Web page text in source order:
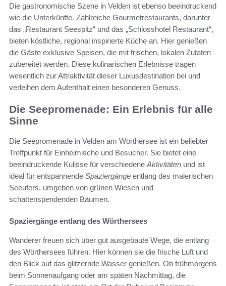
Die gastronomische Szene in Velden ist ebenso beeindruckend
wie die Unterkünfte. Zahlreiche Gourmetrestaurants, darunter
das „Restaurant Seespitz“ und das „Schlosshotel Restaurant“,
bieten köstliche, regional inspirierte Küche an. Hier genießen
die Gäste exklusive Speisen, die mit frischen, lokalen Zutaten
zubereitet werden. Diese kulinarischen Erlebnisse tragen
wesentlich zur Attraktivität dieser Luxusdestination bei und
verleihen dem Aufenthalt einen besonderen Genuss.
Die Seepromenade: Ein Erlebnis für alle
Sinne
Die Seepromenade in Velden am Wörthersee ist ein beliebter
Treffpunkt für Einheimische und Besucher. Sie bietet eine
beeindruckende Kulisse für verschiedene Aktivitäten und ist
ideal für entspannende Spaziergänge entlang des malerischen
Seeufers, umgeben von grünen Wiesen und
schattenspendenden Bäumen.
Spaziergänge entlang des Wörthersees
Wanderer freuen sich über gut ausgebaute Wege, die entlang
des Wörthersees führen. Hier können sie die frische Luft und
den Blick auf das glitzernde Wasser genießen. Ob frühmorgens
beim Sonnenaufgang oder am späten Nachmittag, die